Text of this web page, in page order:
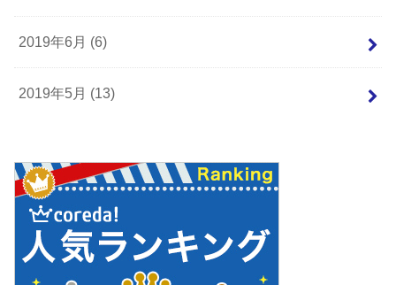
2019年6月 (6)
2019年5月 (13)